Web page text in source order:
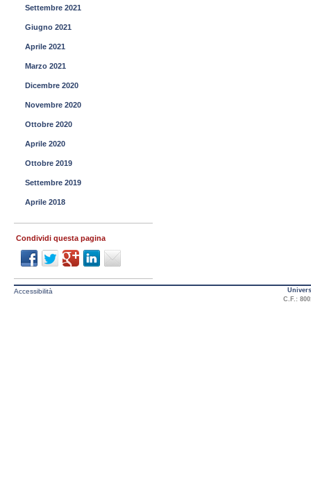
Settembre 2021
Giugno 2021
Aprile 2021
Marzo 2021
Dicembre 2020
Novembre 2020
Ottobre 2020
Aprile 2020
Ottobre 2019
Settembre 2019
Aprile 2018
Condividi questa pagina
Accessibilità
C.F.: